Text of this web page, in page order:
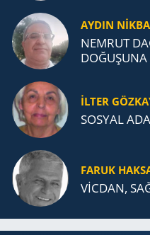
AYDIN
NEMRUT
İLTER
SOSYAL
FARUK
VİCDAN,